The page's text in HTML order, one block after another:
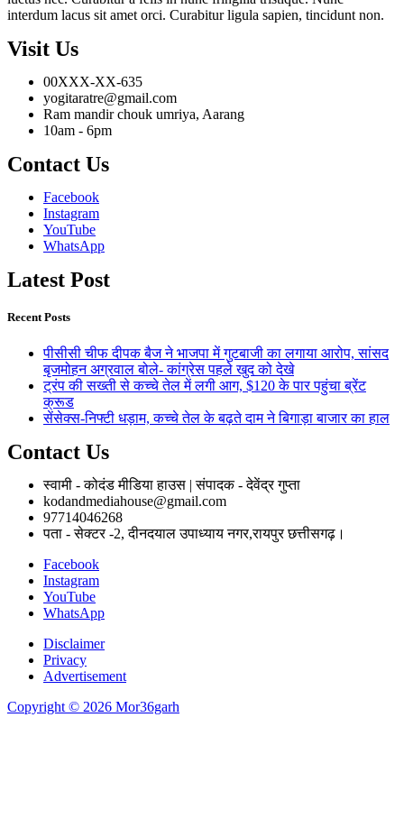
interdum lacus sit amet orci. Curabitur ligula sapien, tincidunt non.
Visit Us
00XXX-XX-635
yogitaratre@gmail.com
Ram mandir chouk umriya, Aarang
10am - 6pm
Contact Us
Facebook
Instagram
YouTube
WhatsApp
Latest Post
Recent Posts
पीसीसी चीफ दीपक बैज ने भाजपा में गुटबाजी का लगाया आरोप, सांसद
बृजमोहन अग्रवाल बोले- कांग्रेस पहले खुद को देखे
ट्रंप की सख्ती से कच्चे तेल में लगी आग, $120 के पार पहुंचा ब्रेंट
क्रूड
सेंसेक्स-निफ्टी धड़ाम, कच्चे तेल के बढ़ते दाम ने बिगाड़ा बाजार का हाल
Contact Us
स्वामी - कोदंड मीडिया हाउस | संपादक - देवेंद्र गुप्ता
kodandmediahouse@gmail.com
97714046268
पता - सेक्टर -2, दीनदयाल उपाध्याय नगर,रायपुर छत्तीसगढ़।
Facebook
Instagram
YouTube
WhatsApp
Disclaimer
Privacy
Advertisement
Copyright © 2026 Mor36garh